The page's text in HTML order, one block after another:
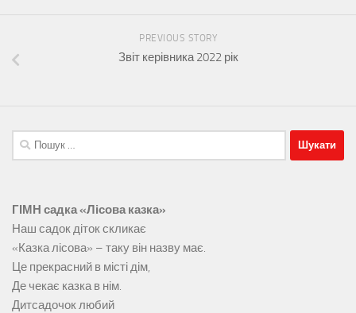
PREVIOUS STORY
Звіт керівника 2022 рік
Пошук:
ГІМН садка «Лісова казка»
Наш садок діток скликає
«Казка лісова» – таку він назву має.
Це прекрасний в місті дім,
Де чекає казка в нім.
Дитсадочок любий